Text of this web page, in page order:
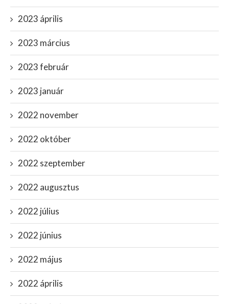
2023 április
2023 március
2023 február
2023 január
2022 november
2022 október
2022 szeptember
2022 augusztus
2022 július
2022 június
2022 május
2022 április